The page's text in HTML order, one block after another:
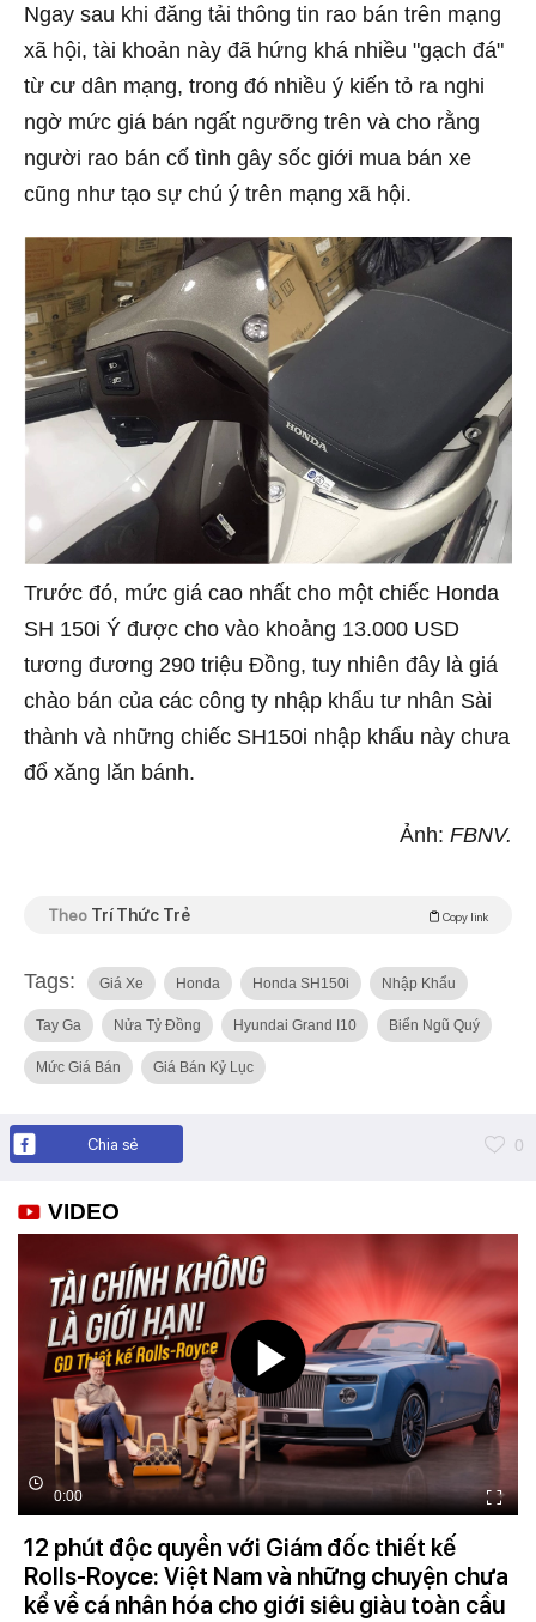
Ngay sau khi đăng tải thông tin rao bán trên mạng
xã hội, tài khoản này đã hứng khá nhiều "gạch đá"
từ cư dân mạng, trong đó nhiều ý kiến tỏ ra nghi
ngờ mức giá bán ngất ngưỡng trên và cho rằng
người rao bán cố tình gây sốc giới mua bán xe
cũng như tạo sự chú ý trên mạng xã hội.
Trước đó, mức giá cao nhất cho một chiếc Honda
SH 150i Ý được cho vào khoảng 13.000 USD
tương đương 290 triệu Đồng, tuy nhiên đây là giá
chào bán của các công ty nhập khẩu tư nhân Sài
thành và những chiếc SH150i nhập khẩu này chưa
đổ xăng lăn bánh.
Ảnh: FBNV.
Theo Trí Thức Trẻ Copy link
Tags: Giá Xe Honda Honda SH150i Nhập Khẩu
Tay Ga Nửa Tỷ Đồng Hyundai Grand I10 Biển Ngũ Quý
Mức Giá Bán Giá Bán Kỷ Lục
Chia sẻ 0
VIDEO
0:00
12 phút độc quyền với Giám đốc thiết kế
Rolls-Royce: Việt Nam và những chuyện chưa
kể về cá nhân hóa cho giới siêu giàu toàn cầu